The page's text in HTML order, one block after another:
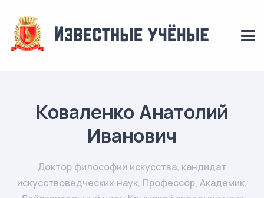
Коваленко Анатолий
Иванович
Доктор философии искусства, кандидат
искусствоведческих наук, Профессор, Академик,